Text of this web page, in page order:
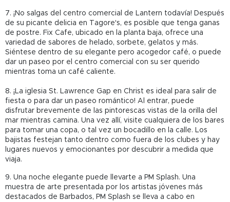
7. ¡No salgas del centro comercial de Lantern todavía! Después
de su picante delicia en Tagore's, es posible que tenga ganas
de postre. Fix Cafe, ubicado en la planta baja, ofrece una
variedad de sabores de helado, sorbete, gelatos y más.
Siéntese dentro de su elegante pero acogedor café, o puede
dar un paseo por el centro comercial con su ser querido
mientras toma un café caliente.
8. ¡La iglesia St. Lawrence Gap en Christ es ideal para salir de
fiesta o para dar un paseo romántico! Al entrar, puede
disfrutar brevemente de las pintorescas vistas de la orilla del
mar mientras camina. Una vez allí, visite cualquiera de los bares
para tomar una copa, o tal vez un bocadillo en la calle. Los
bajistas festejan tanto dentro como fuera de los clubes y hay
lugares nuevos y emocionantes por descubrir a medida que
viaja.
9. Una noche elegante puede llevarte a PM Splash. Una
muestra de arte presentada por los artistas jóvenes más
destacados de Barbados, PM Splash se lleva a cabo en